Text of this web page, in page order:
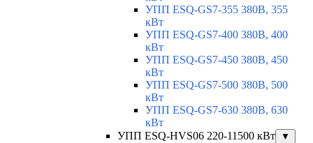
УПП ESQ-GS7-355 380В, 355
кВт
УПП ESQ-GS7-400 380В, 400
кВт
УПП ESQ-GS7-450 380В, 450
кВт
УПП ESQ-GS7-500 380В, 500
кВт
УПП ESQ-GS7-630 380В, 630
кВт
УПП ESQ-HVS06 220-11500 кВт
▼